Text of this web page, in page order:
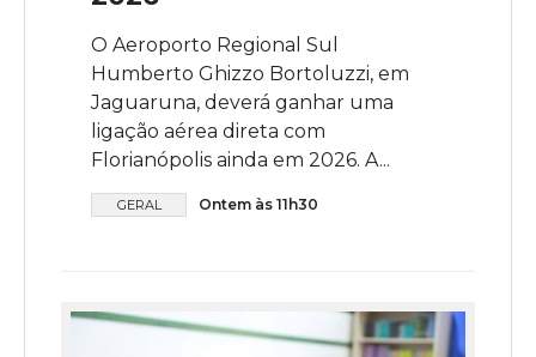
O Aeroporto Regional Sul
Humberto Ghizzo Bortoluzzi, em
Jaguaruna, deverá ganhar uma
ligação aérea direta com
Florianópolis ainda em 2026. A...
GERAL Ontem às 11h30